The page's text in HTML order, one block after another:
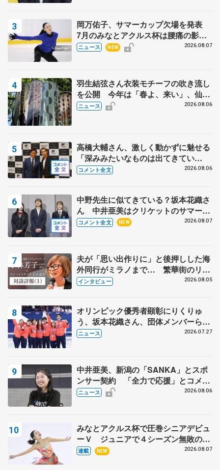
岡万佑子、サマーカップ欠場を発表
7月のみなとアクルス杯は腰痛の影響
で
ニュース NEW 2026.08.07
羽生結弦さん衣装モチーフの吹き流し
を公開 今年は「春よ、来い」、仙台
の瑞鳳殿
ニュース 2026.08.06
高橋大輔さん、激しく動かずに魅せる
「深みみたいなものは出てきてい
る？」 〝兄さん〟と慕うレジェンド
コメント全文 2026.08.06
中野先生に似てきている？坂本花織さ
ん 中井亜美はクリケットのサマーキ
ャンプに 島田麻央はたくさん試合に
コメント全文 NEW 2026.08.07
夫が「思い出作りに」と後押しした海
外同行がミラノまで… 繁華街のリン
クでは不良のお兄さんも味方に 小林
インタビュー 2026.08.05
オリンピック優秀者顕彰にりくりゅ
う、坂本花織さん、団体メンバーら
8月7日に文科省が表彰式、ブルーノ・
ニュース 2026.07.27
中井亜美、新潟の「SANKA」とスポ
ンサー契約 「全力で応援」とコメン
ト
ニュース 2026.08.06
みなとアクルス杯で圧巻シニアデビュ
ーＶ ジュニアで４シーズン無敗の島
田麻央
連載 NEW 2026.08.07